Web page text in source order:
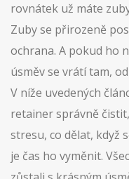
rovnátek už máte
Zuby se přirozeně
ochrana. A pokud ho
úsměv se vrátí tam,
V níže uvedených
retainer správně
stresu, co dělat, když
je čas ho vyměnit.